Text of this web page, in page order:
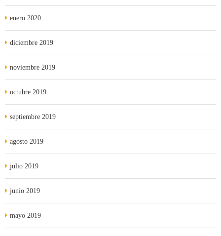
enero 2020
diciembre 2019
noviembre 2019
octubre 2019
septiembre 2019
agosto 2019
julio 2019
junio 2019
mayo 2019